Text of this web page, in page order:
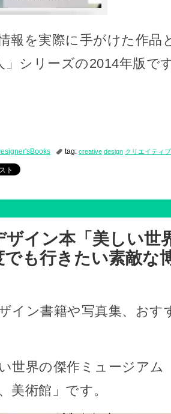
報を実際に手がけた作品
」シリーズの2014年版で
tag: creative design クリエイティブ
ザイン本「美しい世
も行きたい素敵な
イン書籍や写真集、おす
世界の傑作ミュージア
美術館」です。